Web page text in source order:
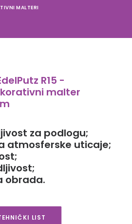
SEARCH
MALTERI
R15 -
malter
za podlogu;
atmosferske uticaje;
obrada.
LIST